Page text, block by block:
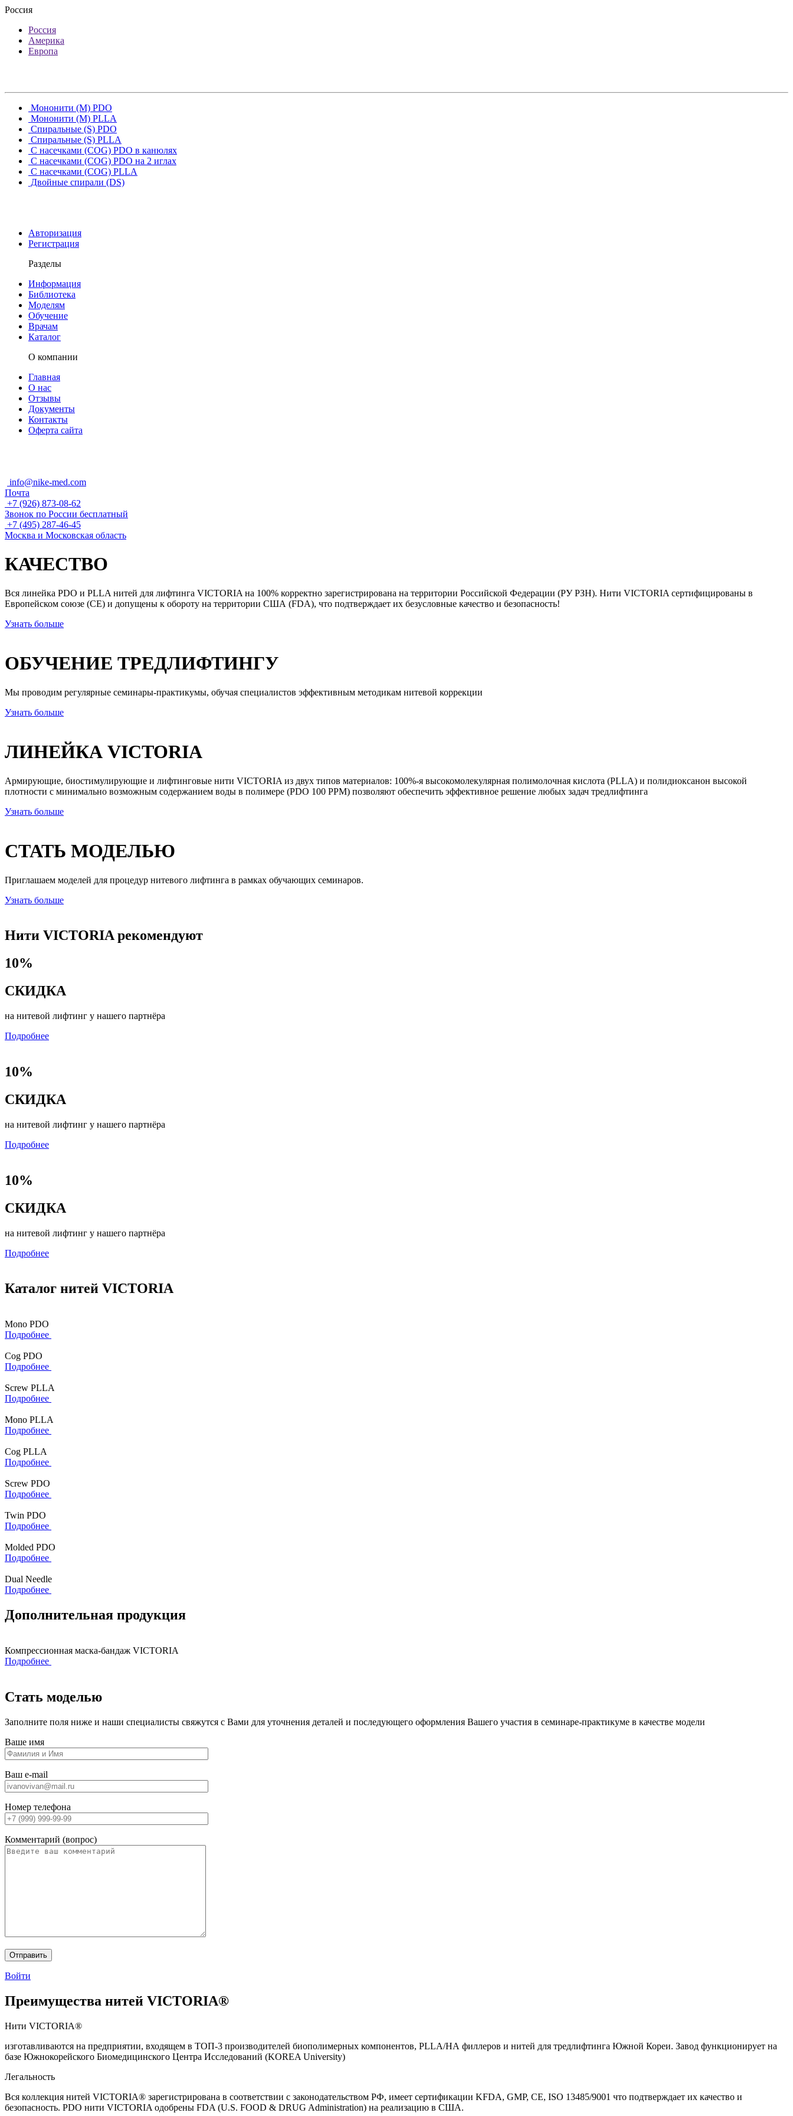
Россия
Россия
Америка
Европа
Мононити (M) PDO
Мононити (M) PLLA
Спиральные (S) PDO
Спиральные (S) PLLA
С насечками (COG) PDO в канюлях
С насечками (COG) PDO на 2 иглах
С насечками (COG) PLLA
Двойные спирали (DS)
Авторизация
Регистрация
Разделы
Информация
Библиотека
Моделям
Обучение
Врачам
Каталог
О компании
Главная
О нас
Отзывы
Документы
Контакты
Оферта сайта
info@nike-med.com
Почта
+7 (926) 873-08-62
Звонок по России бесплатный
+7 (495) 287-46-45
Москва и Московская область
КАЧЕСТВО
Вся линейка PDO и PLLA нитей для лифтинга VICTORIA на 100% корректно зарегистрирована на территории Российской Федерации (РУ РЗН). Нити VICTORIA сертифицированы в
Европейском союзе (СЕ) и допущены к обороту на территории США (FDA), что подтверждает их безусловные качество и безопасность!
Узнать больше
ОБУЧЕНИЕ ТРЕДЛИФТИНГУ
Мы проводим регулярные семинары-практикумы, обучая специалистов эффективным методикам нитевой коррекции
Узнать больше
ЛИНЕЙКА VICTORIA
Армирующие, биостимулирующие и лифтинговые нити VICTORIA из двух типов материалов: 100%-я высокомолекулярная полимолочная кислота (PLLA) и полидиоксанон высокой
плотности с минимально возможным содержанием воды в полимере (PDO 100 PPM) позволяют обеспечить эффективное решение любых задач тредлифтинга
Узнать больше
СТАТЬ МОДЕЛЬЮ
Приглашаем моделей для процедур нитевого лифтинга в рамках обучающих семинаров.
Узнать больше
Нити VICTORIA рекомендуют
10%
СКИДКА
на нитевой лифтинг у нашего партнёра
Подробнее
10%
СКИДКА
на нитевой лифтинг у нашего партнёра
Подробнее
10%
СКИДКА
на нитевой лифтинг у нашего партнёра
Подробнее
Каталог нитей VICTORIA
Мono PDO
Подробнее
Cog PDO
Подробнее
Screw PLLA
Подробнее
Mono PLLA
Подробнее
Cog PLLA
Подробнее
Screw PDO
Подробнее
Twin PDO
Подробнее
Molded PDO
Подробнее
Dual Needle
Подробнее
Дополнительная продукция
Компрессионная маска-бандаж VICTORIA
Подробнее
Стать моделью
Заполните поля ниже и наши специалисты свяжутся с Вами для уточнения деталей и последующего оформления Вашего участия в семинаре-практикуме в качестве модели
Ваше имя
Ваш e-mail
Номер телефона
Комментарий (вопрос)
Войти
Преимущества нитей VICTORIA®
Нити VICTORIA®
изготавливаются на предприятии, входящем в ТОП-3 производителей биополимерных компонентов, PLLA/НА филлеров и нитей для тредлифтинга Южной Кореи. Завод функционирует на
базе Южнокорейского Биомедицинского Центра Исследований (KOREA University)
Легальность
Вся коллекция нитей VICTORIA® зарегистрирована в соответствии с законодательством РФ, имеет сертификации KFDA, GMP, CE, ISO 13485/9001 что подтверждает их качество и
безопасность. PDO нити VICTORIA одобрены FDA (U.S. FOOD & DRUG Administration) на реализацию в США.